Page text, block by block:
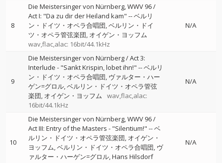
8
Die Meistersinger von Nürnberg, WWV 96 /
Act I: "Da zu dir der Heiland kam" --ベルリ
ン・ドイツ・オペラ合唱団 ベルリン・ドイ
ツ・オペラ管弦楽団 オイゲン・ヨッフム
wav,flac,alac: 16bit/44.1kHz
N/A
9
Die Meistersinger von Nürnberg / Act 3:
Interlude - "Sankt Krispin, lobet ihn!" --ベルリ
ン・ドイツ・オペラ合唱団 ヴァルター・ハー
ゲン=グロル ベルリン・ドイツ・オペラ管弦
楽団 オイゲン・ヨッフム
wav,flac,alac:
16bit/44.1kHz
N/A
10
Die Meistersinger von Nürnberg, WWV 96 /
Act III: Entry of the Masters - "Silentium!" --ベ
ルリン・ドイツ・オペラ管弦楽団 オイゲン・
ヨッフム ベルリン・ドイツ・オペラ合唱団 ヴ
ァルター・ハーゲン=グロル Hans Hilsdorf
N/A